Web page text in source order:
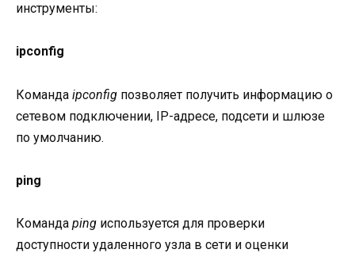
инструменты:
ipconfig
Команда ipconfig позволяет получить информацию о
сетевом подключении, IP-адресе, подсети и шлюзе
по умолчанию.
ping
Команда ping используется для проверки
доступности удаленного узла в сети и оценки